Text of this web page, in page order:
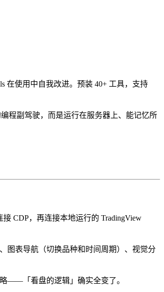
在使用中自我改进。预装 40+ 工具，支持
程副驾驶，而是运行在服务器上、能记忆所
接 CDP，再连接本地运行的 TradingView
图表导航（切换品种和时间周期）、视觉分
——「看盘的逻辑」确实全变了。